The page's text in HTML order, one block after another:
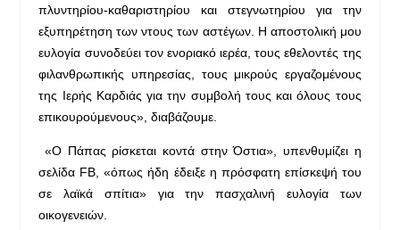
πλυντηρίου-καθαριστηρίου και στεγνωτηρίου για την
εξυπηρέτηση των ντους των αστέγων. Η αποστολική μου
ευλογία συνοδεύει τον ενοριακό ιερέα, τους εθελοντές της
φιλανθρωπικής υπηρεσίας, τους μικρούς εργαζομένους
της Ιερής Καρδιάς για την συμβολή τους και όλους τους
επικουρούμενους», διαβάζουμε.
«Ο Πάπας ρίσκεται κοντά στην Όστια», υπενθυμίζει η
σελίδα FB, «όπως ήδη έδειξε η πρόσφατη επίσκεψή του
σε λαϊκά σπίτια» για την πασχαλινή ευλογία των
οικογενειών.